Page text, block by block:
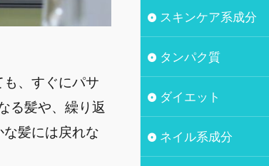
、すぐにパサ
る髪や、繰り返
髪には戻れな
スキンケア系成分
タンパク質
ダイエット
ネイル系成分